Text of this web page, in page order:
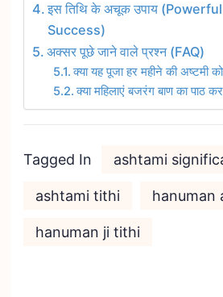
इस तिथि के अचूक उपाय
Success)
अक्सर पूछे जाने वाले प्रश्न (FAQ)
क्या यह पूजा हर महीने की अष्टमी
क्या महिलाएं बजरंग बाण का पाठ
Tagged In ashtami
ashtami tithi hanuman
hanuman ji tithi